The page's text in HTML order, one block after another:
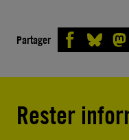
Partager
Rester